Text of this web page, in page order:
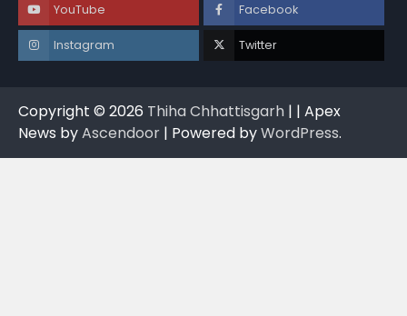
YouTube Facebook
Instagram Twitter
Copyright © 2026 Thiha Chhattisgarh | | Apex
News byAscendoor | Powered byWordPress.